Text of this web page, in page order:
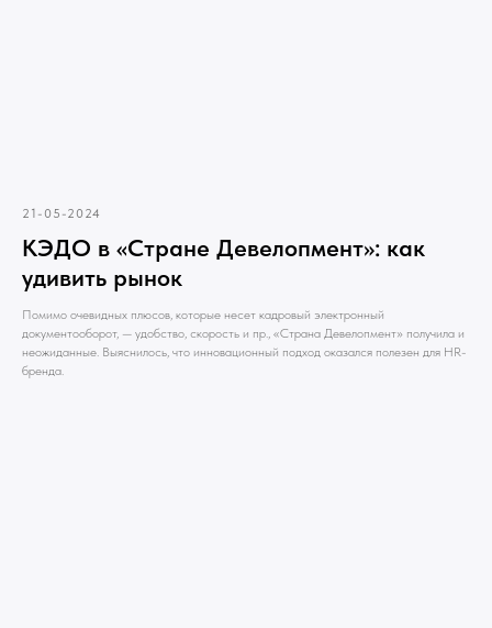
21-05-2024
КЭДО в «Стране Девелопмент»: как
удивить рынок
Помимо очевидных плюсов, которые несет кадровый электронный
документооборот, — удобство, скорость и пр., «Страна Девелопмент» получила и
неожиданные. Выяснилось, что инновационный подход оказался полезен для HR-
бренда.